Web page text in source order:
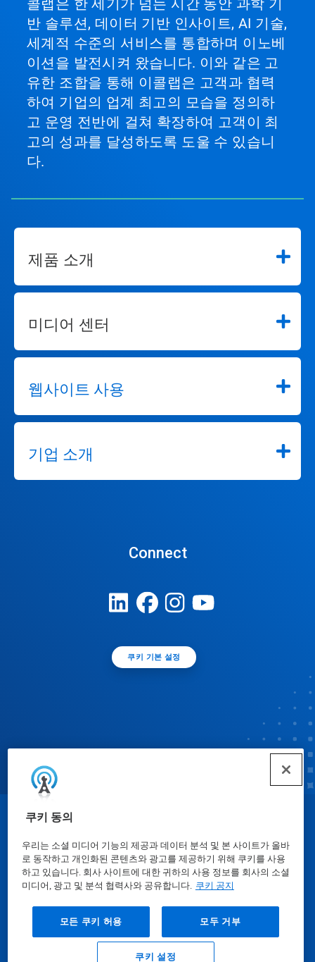
쿠키 동의
우리는 소셜 미디어 기능의 제공과 데이터 분석 및 본 사이트가 올바
로 동작하고 개인화된 콘텐츠와 광고를 제공하기 위해 쿠키를 사용
하고 있습니다. 회사 사이트에 대한 귀하의 사용 정보를 회사의 소셜
미디어, 광고 및 분석 협력사와 공유합니다. 쿠키 공지
모든 쿠키 허용 모두 거부
쿠키 설정
콜랩은 한 세기가 넘는 시간 동안 과학 기
반 솔루션, 데이터 기반 인사이트, AI 기술,
세계적 수준의 서비스를 통합하며 이노베
이션을 발전시켜 왔습니다. 이와 같은 고
유한 조합을 통해 이콜랩은 고객과 협력
하여 기업의 업계 최고의 모습을 정의하
고 운영 전반에 걸쳐 확장하여 고객이 최
고의 성과를 달성하도록 도울 수 있습니
다.
제품 소개
미디어 센터
웹사이트 사용
기업 소개
Connect
쿠키 기본 설정
물질안전보건자료표| 개인정보보호방침|이용약관